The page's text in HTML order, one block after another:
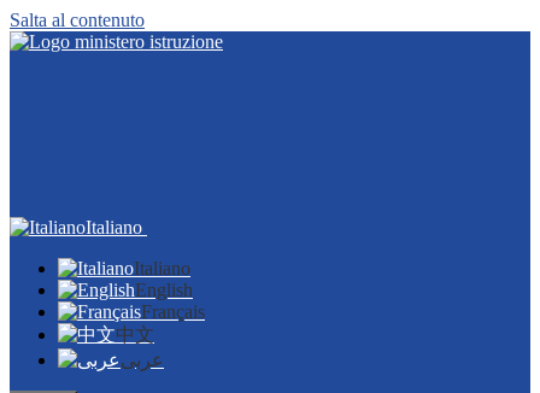
Salta al contenuto
Italiano
Italiano
English
Français
中文
عربى